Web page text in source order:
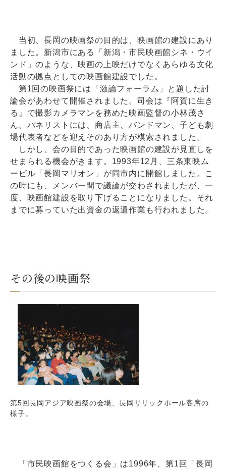
当初、長岡の映画祭の目的は、映画館の建設にあり
ました。新潟市にある「新潟・市民映画館シネ・ウイ
ンド」のような、映画の上映だけでなくあらゆる文化
活動の拠点としての映画館建設でした。
第1回の映画祭には「激論フォーラム」と題した討
論会があわせて開催されました。司会は『阿賀に生き
る』で撮影カメラマンを務めた映画監督の小林茂さ
ん。パネリストには、商店主、バンドマン、子ども劇
場代表者などを迎えそのあり方が模索されました。
しかし、会の目的であった映画館の建設が見直しを
せまられる機会がきます。1993年12月、三条東映ム
ービル「長岡マリオン」が同市内に開館しました。こ
の時にも、メンバー間で議論が交わされましたが、一
度、映画館建設を取り下げることになりました。それ
までに募っていた出資金の返還作業も行われました。
その後の映画祭
第5回長岡アジア映画祭の会場、長岡リリックホール客席の
様子。
「市民映画館をつくる会」は1996年、第1回「長岡